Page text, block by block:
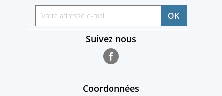
Suivez nous
Coordonnées